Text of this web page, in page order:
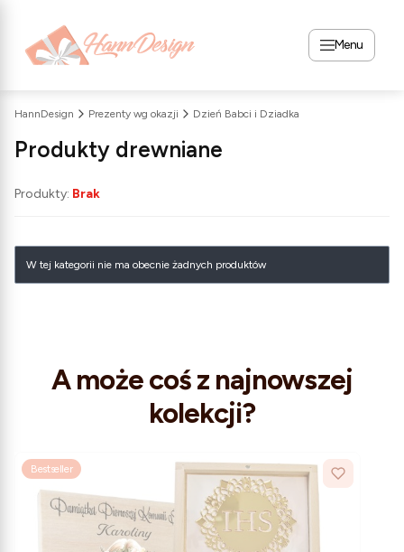
Menu
HannDesign Prezenty wg okazji Dzień Babci i Dziadka
Produkty drewniane
Produkty: Brak
Lista produktów
W tej kategorii nie ma obecnie żadnych produktów
A może coś z najnowszej
kolekcji?
Bestseller